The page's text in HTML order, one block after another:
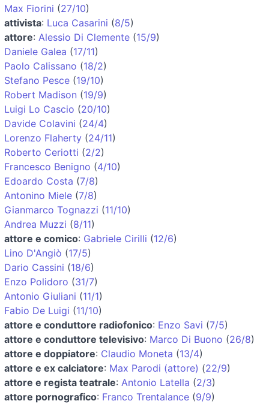
Max Fiorini (27/10)
attivista: Luca Casarini (8/5)
attore: Alessio Di Clemente (15/9)
Daniele Galea (17/11)
Paolo Calissano (18/2)
Stefano Pesce (19/10)
Robert Madison (19/9)
Luigi Lo Cascio (20/10)
Davide Colavini (24/4)
Lorenzo Flaherty (24/11)
Roberto Ceriotti (2/2)
Francesco Benigno (4/10)
Edoardo Costa (7/8)
Antonino Miele (7/8)
Gianmarco Tognazzi (11/10)
Andrea Muzzi (8/11)
attore e comico: Gabriele Cirilli (12/6)
Lino D'Angiò (17/5)
Dario Cassini (18/6)
Enzo Polidoro (31/7)
Antonio Giuliani (11/1)
Fabio De Luigi (11/10)
attore e conduttore radiofonico: Enzo Savi (7/5)
attore e conduttore televisivo: Marco Di Buono (26/8)
attore e doppiatore: Claudio Moneta (13/4)
attore e ex calciatore: Max Parodi (attore) (22/9)
attore e regista teatrale: Antonio Latella (2/3)
attore pornografico: Franco Trentalance (9/9)